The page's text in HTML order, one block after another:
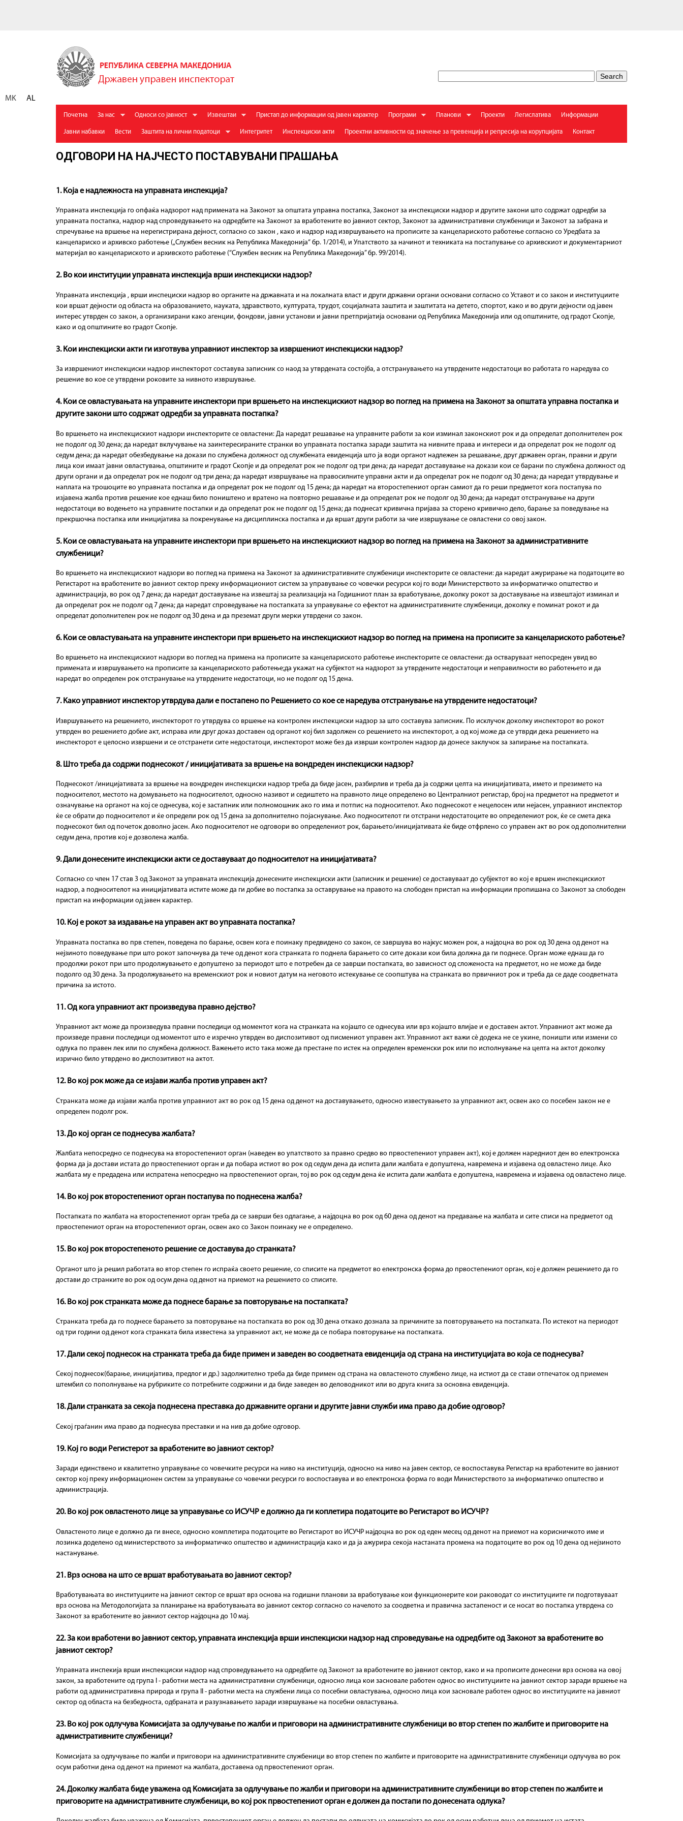
ж
e
a
r
r
m
c
h
MK AL
M
i
n
n
u
Почетна За нас Односи со јавност Извештаи Пристап до информации од јавен карактер Програми Планови Проекти Легислатива Информации
Jавни набавки Вести Заштита на лични податоци Интегритет Инспекциски акти Проектни активности од значење за превенција и репресија на корупцијата Контакт
ОДГОВОРИ НА НАЈЧЕСТО ПОСТАВУВАНИ ПРАШАЊА
1. Која е надлежноста на управната инспекција?
Управната инспекција го опфаќа надзорот над примената на Законот за општата управна постапка, Законот за инспекциски надзор и другите закони што содржат одредби за
управната постапка, надзор над спроведувањето на одредбите на Законот за вработените во јавниот сектор, Законот за административни службеници и Законот за забрана и
спречување на вршење на нерегистрирана дејност, согласно со закон , како и надзор над извршувањето на прописите за канцелариското работење согласно со Уредбата за
канцелариско и архивско работење („Службен весник на Република Македонија“ бр. 1/2014), и Упатството за начинот и техниката на постапување со архивскиот и документарниот
материјал во канцелариското и архивското работење (“Службен весник на Република Македонија” бр. 99/2014).
2. Во кои институции управната инспекција врши инспекциски надзор?
Управната инспекција , врши инспециски надзор во органите на државната и на локалната власт и други државни органи основани согласно со Уставот и со закон и институциите
кои вршат дејности од областа на образованието, науката, здравството, културата, трудот, социјалната заштита и заштитата на детето, спортот, како и во други дејности од јавен
интерес утврден со закон, а организирани како агенции, фондови, јавни установи и јавни претпријатија основани од Република Македонија или од општините, од градот Скопје,
како и од општините во градот Скопје.
3. Кои инспекциски акти ги изготвува управниот инспектор за извршениот инспекциски надзор?
За извршениот инспекциски надзор инспекторот составува записник со наод за утврдената состојба, а отстранувањето на утврдените недостатоци во работата го наредува со
решение во кое се утврдени роковите за нивното извршување.
4. Кои се овластувањата на управните инспектори при вршењето на инспекцискиот надзор во поглед на примена на Законот за општата управна постапка и
другите закони што содржат одредби за управната постапка?
Во вршењето на инспекцискиот надзори инспекторите се овластени: Да наредат решавање на управните работи за кои изминал законскиот рок и да определат дополнителен рок
не подолг од 30 дена; да наредат вклучување на заинтересираните странки во управната постапка заради заштита на нивните права и интереси и да определат рок не подолг од
седум дена; да наредат обезбедување на докази по службена должност од службената евиденција што ја води органот надлежен за решавање, друг државен орган, правни и други
лица кои имаат јавни овластувања, општините и градот Скопје и да определат рок не подолг од три дена; да наредат доставување на докази кои се барани по службена должност од
други органи и да определат рок не подолг од три дена; да наредат извршување на правосилните управни акти и да определат рок не подолг од 30 дена; да наредат утврдување и
наплата на трошоците во управната постапка и да определат рок не подолг од 15 дена; да наредат на второстепениот орган самиот да го реши предметот кога постапува по
изјавена жалба против решение кое еднаш било поништено и вратено на повторно решавање и да определат рок не подолг од 30 дена; да наредат отстранување на други
недостатоци во водењето на управните постапки и да определат рок не подолг од 15 дена; да поднесат кривична пријава за сторено кривично дело, барање за поведување на
прекршочна постапка или иницијатива за покренување на дисциплинска постапка и да вршат други работи за чие извршување се овластени со овој закон.
5. Кои се овластувањата на управните инспектори при вршењето на инспекцискиот надзор во поглед на примена на Законот за административните
службеници?
Во вршењето на инспекцискиот надзори во поглед на примена на Законот за административните службеници инспекторите се овластени: да наредат ажурирање на податоците во
Регистарот на вработените во јавниот сектор преку информациониот систем за управување со човечки ресурси кој го води Министерството за информатичко општество и
администрација, во рок од 7 дена; да наредат доставување на извештај за реализација на Годишниот план за вработување, доколку рокот за доставување на извештајот изминал и
да определат рок не подолг од 7 дена; да наредат спроведување на постапката за управување со ефектот на административните службеници, доколку е поминат рокот и да
определат дополнителен рок не подолг од 30 дена и да преземат други мерки утврдени со закон.
6. Кои се овластувањата на управните инспектори при вршењето на инспекцискиот надзор во поглед на примена на прописите за канцелариското работење?
Во вршењето на инспекцискиот надзори во поглед на примена на прописите за канцелариското работење инспекторите се овластени: да остваруваат непосреден увид во
примената и извршувањето на прописите за канцелариското работење;да укажат на субјектот на надзорот за утврдените недостатоци и неправилности во работењето и да
наредат во определен рок отстранување на утврдените недостатоци, но не подолг од 15 дена.
7. Како управниот инспектор утврдува дали е постапено по Решението со кое се наредува отстранување на утврдените недостатоци?
Извршувањето на решението, инспекторот го утврдува со вршење на контролен инспекциски надзор за што составува записник. По исклучок доколку инспекторот во рокот
утврден во решението добие акт, исправа или друг доказ доставен од органот кој бил задолжен со решението на инспекторот, а од кој може да се утврди дека решението на
инспекторот е целосно извршени и се отстранети сите недостатоци, инспекторот може без да изврши контролен надзор да донесе заклучок за запирање на постапката.
8. Што треба да содржи поднесокот / иницијативата за вршење на вондреден инспекциски надзор?
Поднесокот /иницијативата за вршење на вондреден инспекциски надзор треба да биде јасен, разбирлив и треба да ја содржи целта на иницијативата, името и презимето на
подносителот, местото на домувањето на подносителот, односно називот и седиштето на правното лице определено во Централниот регистар, број на предметот на предметот и
означување на органот на кој се однесува, кој е застапник или полномошник ако го има и потпис на подносителот. Ако поднесокот е нецелосен или нејасен, управниот инспектор
ќе се обрати до подносителот и ќе определи рок од 15 дена за дополнително појаснување. Ако подносителот ги отстрани недостатоците во определениот рок, ќе се смета дека
поднесокот бил од почеток доволно јасен. Ако подносителот не одговори во определениот рок, барањето/иницијативата ќе биде отфрлено со управен акт во рок од дополнителни
седум дена, против кој е дозволена жалба.
9. Дали донесените инспекциски акти се доставуваат до подносителот на иницијативата?
Согласно со член 17 став 3 од Законот за управната инспекција донесените инспекциски акти (записник и решение) се доставуваат до субјектот во кој е вршен инспекцискиот
надзор, а подносителот на иницијативата истите може да ги добие во постапка за оставрување на правото на слободен пристап на информации пропишана со Законот за слободен
пристап на информации од јавен карактер.
10. Кој е рокот за издавање на управен акт во управната постапка?
Управната постапка во прв степен, поведена по барање, освен кога е поинаку предвидено со закон, се завршува во најкус можен рок, а најдоцна во рок од 30 дена од денот на
нејзиното поведување при што рокот започнува да тече од денот кога странката го поднела барањето со сите докази кои била должна да ги поднесе. Орган може еднаш да го
продолжи рокот при што продолжувањето е допуштено за периодот што е потребен да се заврши постапката, во зависност од сложеноста на предметот, но не може да биде
подолго од 30 дена. За продолжувањето на временскиот рок и новиот датум на неговото истекување се соопштува на странката во првичниот рок и треба да се даде соодветната
причина за истото.
11. Од кога управниот акт произведува правно дејство?
Управниот акт може да произведува правни последици од моментот кога на странката на којашто се однесува или врз којашто влијае и е доставен актот. Управниот акт може да
произведе правни последици од моментот што е изречно утврден во диспозитивот од писмениот управен акт. Управниот акт важи сè додека не се укине, поништи или измени со
одлука по правен лек или по службена должност. Важењето исто така може да престане по истек на определен временски рок или по исполнување на целта на актот доколку
изрично било утврдено во диспозитивот на актот.
12. Во кој рок може да се изјави жалба против управен акт?
Странката може да изјави жалба против управниот акт во рок од 15 дена од денот на доставувањето, односно известувањето за управниот акт, освен ако со посебен закон не е
определен подолг рок.
13. До кој орган се поднесува жалбата?
Жалбата непосредно се поднесува на второстепениот орган (наведен во упатството за правно средво во првостепениот управен акт), кој е должен наредниот ден во електронска
форма да ја достави истата до првостепениот орган и да побара истиот во рок од седум дена да испита дали жалбата е допуштена, навремена и изјавена од овластено лице. Ако
жалбата му е предадена или испратена непосредно на првостепениот орган, тој во рок од седум дена ќе испита дали жалбата е допуштена, навремена и изјавена од овластено лице.
14. Во кој рок второстепениот орган постапува по поднесена жалба?
Постапката по жалбата на второстепениот орган треба да се заврши без одлагање, а најдоцна во рок од 60 дена од денот на предавање на жалбата и сите списи на предметот од
првостепениот орган на второстепениот орган, освен ако со Закон поинаку не е определено.
15. Во кој рок второстепеното решение се доставува до странката?
Органот што ја решил работата во втор степен го испраќа своето решение, со списите на предметот во електронска форма до првостепениот орган, кој е должен решението да го
достави до странките во рок од осум дена од денот на приемот на решението со списите.
16. Во кој рок странката може да поднесе барање за повторување на постапката?
Странката треба да го поднесе барањето за повторување на постапката во рок од 30 дена откако дознала за причините за повторувањето на постапката. По истекот на периодот
од три години од денот кога странката била известена за управниот акт, не може да се побара повторување на постапката.
17. Дали секој поднесок на странката треба да биде примен и заведен во соодветната евиденција од страна на институцијата во која се поднесува?
Секој поднесок(барање, иницијатива, предлог и др.) задолжително треба да биде примен од страна на овластеното службено лице, на истиот да се стави отпечаток од приемен
штембил со пополнување на рубриките со потребните содржини и да биде заведен во деловодникот или во друга книга за основна евиденција.
18. Дали странката за секоја поднесена преставка до државните органи и другите јавни служби има право да добие одговор?
Секој граѓанин има право да поднесува преставки и на нив да добие одговор.
19. Кој го води Регистерот за вработените во јавниот сектор?
Заради единствено и квалитетно управување со човечките ресурси на ниво на институција, односно на ниво на јавен сектор, се воспоставува Регистар на вработените во јавниот
сектор кој преку информационен систем за управување со човечки ресурси го воспоставува и во електронска форма го води Министерството за информатичко општество и
администрација.
20. Во кој рок овластеното лице за управување со ИСУЧР е должно да ги коплетира податоците во Регистарот во ИСУЧР?
Овластеното лице е должно да ги внесе, односно комплетира податоците во Регистарот во ИСУЧР најдоцна во рок од еден месец од денот на приемот на корисничкото име и
лозинка доделено од министерството за информатичко општество и администрација како и да ја ажурира секоја настаната промена на податоците во рок од 10 дена од нејзиното
настанување.
21. Врз основа на што се вршат вработувањата во јавниот сектор?
Вработувањата во институциите на јавниот сектор се вршат врз основа на годишни планови за вработување кои функционерите кои раководат со институциите ги подготвуваат
врз основа на Методологијата за планирање на вработувањата во јавниот сектор согласно со начелото за соодветна и правична застапеност и се носат во постапка утврдена со
Законот за вработените во јавниот сектор најдоцна до 10 мај.
22. За кои вработени во јавниот сектор, управната инспекција врши инспекциски надзор над спроведување на одредбите од Законот за вработените во
јавниот сектор?
Управната инспекија врши инспекциски надзор над спроведувањето на одредбите од Законот за вработените во јавниот сектор, како и на прописите донесени врз основа на овој
закон, за вработените од групa I - работни места на административни службеници, односно лица кои засновале работен однос во институциите на јавниот сектор заради вршење на
работи од административна природа и групa II - работни места на службени лица со посебни овластувања, односно лица кои засновале работен однос во институциите на јавниот
сектор од областа на безбедноста, одбраната и разузнавањето заради извршување на посебни овластувања.
23. Во кој рок одлучува Комисијата за одлучување по жалби и приговори на административните службеници во втор степен по жалбите и приговорите на
адмнистративните службеници?
Комисијата за одлучување по жалби и приговори на административните службеници во втор степен по жалбите и приговорите на адмнистративните службеници одлучува во рок
осум работни дена од денот на приемот на жалбата, доставена од првостепениот орган.
24. Доколку жалбата биде уважена од Комисијата за одлучување по жалби и приговори на административните службеници во втор степен по жалбите и
приговорите на адмнистративните службеници, во кој рок првостепениот орган е должен да постапи по донесената одлука?